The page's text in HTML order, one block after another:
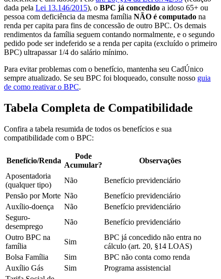
dada pela Lei 13.146/2015), o BPC já concedido a idoso 65+ ou
pessoa com deficiência da mesma família NÃO é computado na
renda per capita para fins de concessão de outro BPC. Os demais
rendimentos da família seguem contando normalmente, e o segundo
pedido pode ser indeferido se a renda per capita (excluído o primeiro
BPC) ultrapassar 1/4 do salário mínimo.
Para evitar problemas com o benefício, mantenha seu CadÚnico
sempre atualizado. Se seu BPC foi bloqueado, consulte nosso guia
de como reativar o BPC.
Tabela Completa de Compatibilidade
Confira a tabela resumida de todos os benefícios e sua
compatibilidade com o BPC:
Benefício/Renda
Pode
Acumular?
Observações
Aposentadoria
(qualquer tipo)
Não
Benefício previdenciário
Pensão por Morte Não
Benefício previdenciário
Auxílio-doença
Não
Benefício previdenciário
Seguro-
desemprego
Não
Benefício previdenciário
Outro BPC na
família
Sim
BPC já concedido não entra no
cálculo (art. 20, §14 LOAS)
Bolsa Família
Sim
BPC não conta como renda
Auxílio Gás
Sim
Programa assistencial